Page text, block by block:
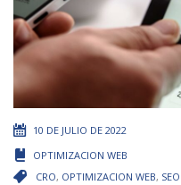
10 DE JULIO DE 2022
OPTIMIZACION WEB
CRO, OPTIMIZACION WEB, SEO